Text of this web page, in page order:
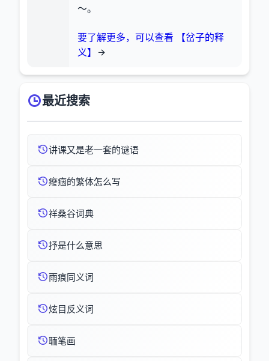
～。
要了解更多，可以查看 【岔子的释
义】
最近搜索
讲课又是老一套的谜语
癈痼的繁体怎么写
祥桑谷词典
抒是什么意思
雨痕同义词
炫目反义词
聏笔画